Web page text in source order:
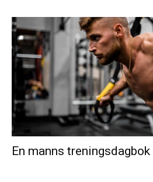
En manns treningsdagbok